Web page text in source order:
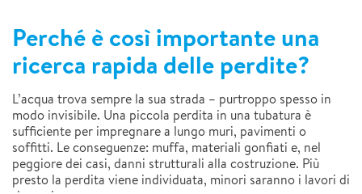
Perché è così importante una
ricerca rapida delle perdite?
L’acqua trova sempre la sua strada – purtroppo spesso in
modo invisibile. Una piccola perdita in una tubatura è
sufficiente per impregnare a lungo muri, pavimenti o
soffitti. Le conseguenze: muffa, materiali gonfiati e, nel
peggiore dei casi, danni strutturali alla costruzione. Più
presto la perdita viene individuata, minori saranno i lavori di